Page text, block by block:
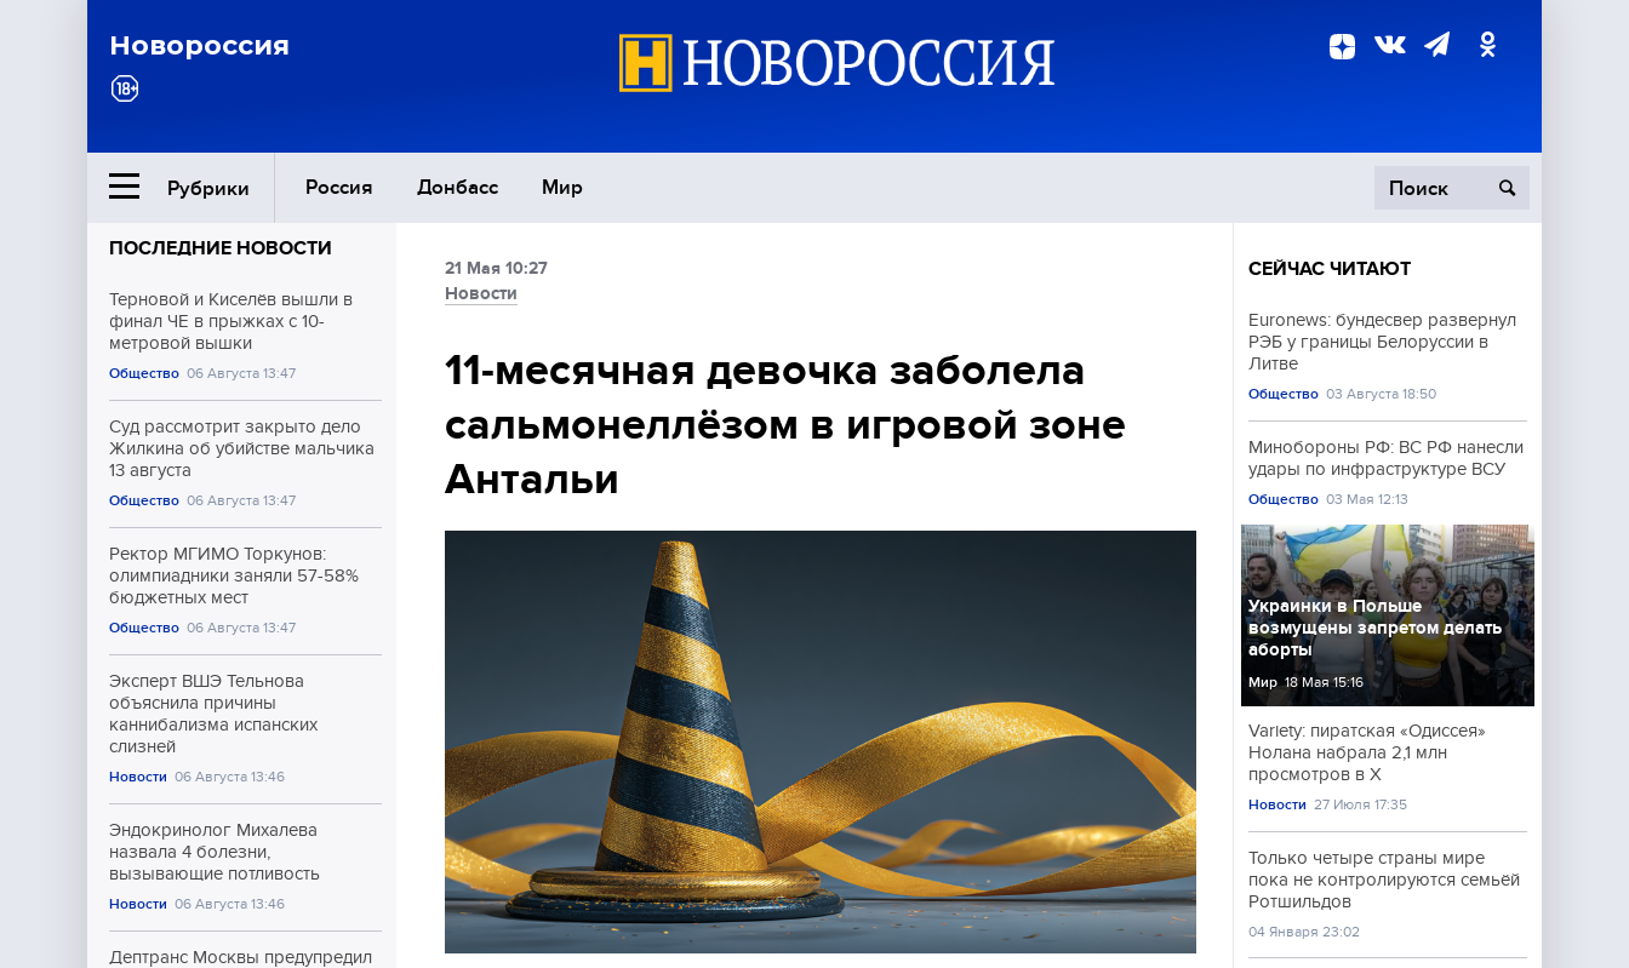
Новороссия
Рубрики Россия Донбасс Мир
Ближний Восток
Общество
Экономика
Происшествия
Культура
Спорт
ПОСЛЕДНИЕ НОВОСТИ
Терновой и Киселёв вышли в
финал ЧЕ в прыжках с 10-
метровой вышки
Общество 06 Августа 13:47
Суд рассмотрит закрыто дело
Жилкина об убийстве мальчика
13 августа
Общество 06 Августа 13:47
Ректор МГИМО Торкунов:
олимпиадники заняли 57-58%
бюджетных мест
Общество 06 Августа 13:47
Эксперт ВШЭ Тельнова
объяснила причины
каннибализма испанских
слизней
Новости 06 Августа 13:46
Эндокринолог Михалева
назвала 4 болезни,
вызывающие потливость
Новости 06 Августа 13:46
Дептранс Москвы предупредил
21 Мая 10:27
Новости
11-месячная девочка заболела
сальмонеллёзом в игровой зоне
Антальи
СЕЙЧАС ЧИТАЮТ
Euronews: бундесвер развернул
РЭБ у границы Белоруссии в
Литве
Общество 03 Августа 18:50
Минобороны РФ: ВС РФ нанесли
удары по инфраструктуре ВСУ
Общество 03 Мая 12:13
Украинки в Польше
возмущены запретом делать
аборты
Мир 18 Мая 15:16
Variety: пиратская «Одиссея»
Нолана набрала 2,1 млн
просмотров в X
Новости 27 Июля 17:35
Только четыре страны мире
пока не контролируются семьёй
Ротшильдов
04 Января 23:02